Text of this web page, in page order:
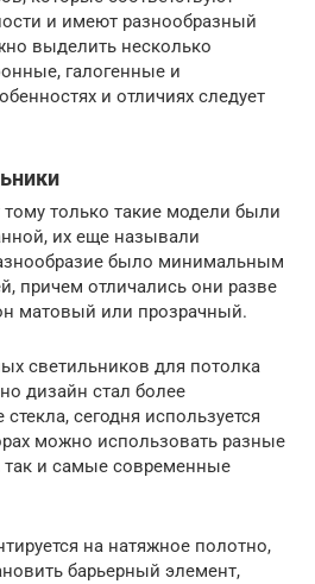
и имеют разнообразный
выделить несколько
галогенные и
и отличиях следует
тому только такие модели были
их еще называли
было минимальным
причем отличались они разве
матовый или прозрачный.
светильников для потолка
дизайн стал более
сегодня используется
можно использовать разные
и самые современные
на натяжное полотно,
барьерный элемент,